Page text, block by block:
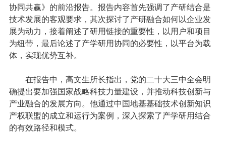
协同共赢》的前沿报告。报告内容首先强调了产研结合是
技术发展的客观要求，其次探讨了产研融合如何以企业发
展为动力，接着阐述了研用链接的重要性，以用户和项目
为纽带，最后论述了产学研用协同的必要性，以平台为载
体，实现优势互补。
在报告中，高文生所长指出，党的二十大三中全会明
确提出要加强国家战略科技力量建设，并推动科技创新与
产业融合的发展方向。他通过中国地基基础技术创新知识
产权联盟的成立和运行为案例，深入探索了产学研用结合
的有效路径和模式。